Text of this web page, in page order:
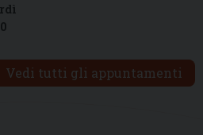
Vedi tutti gli appuntamenti